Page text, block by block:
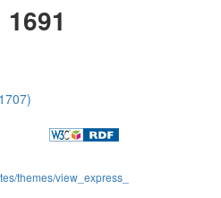
themes/view_express_